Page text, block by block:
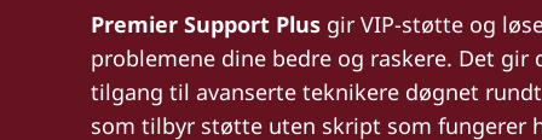
Premier Support Plus gir VIP-støtte og
problemene dine bedre og raskere. Det gir
tilgang til avanserte teknikere døgnet
som tilbyr støtte uten skript som fungerer